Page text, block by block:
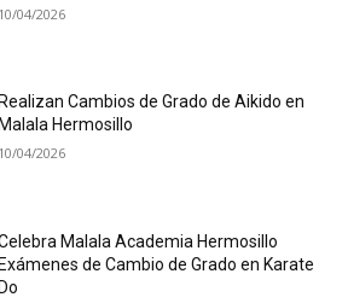
10/04/2026
Realizan Cambios de Grado de Aikido en
Malala Hermosillo
10/04/2026
Malala Academia Hermosillo
Exámenes de Cambio de Grado en Karate
Do